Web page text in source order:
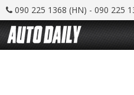
090 225 1368 (HN) - 090 225